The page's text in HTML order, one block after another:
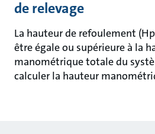
de relevage
La hauteur de refoulement
être égale ou supérieure à la
manométrique totale du
calculer la hauteur